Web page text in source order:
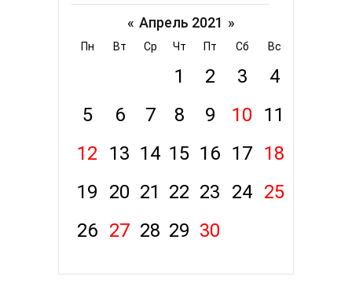
« Апрель 2021 »
Пн Вт Ср Чт Пт Сб Вс
1 2 3
4
5
6 7 8 9 10
11
12
13 14 15 16 17 18
19
20 21 22 23 24 25
26 27 28 29 30